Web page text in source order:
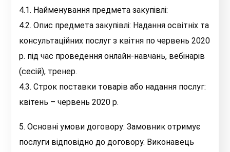
4.1. Найменування предмета закупівлі:
4.2. Опис предмета закупівлі: Надання освітніх та
консультаційних послуг з квітня по червень 2020
р. під час проведення онлайн-навчань, вебінарів
(сесій), тренер.
4.3. Строк поставки товарів або надання послуг:
квітень – червень 2020 р.
5. Основні умови договору: Замовник отримує
послуги відповідно до договору. Виконавець